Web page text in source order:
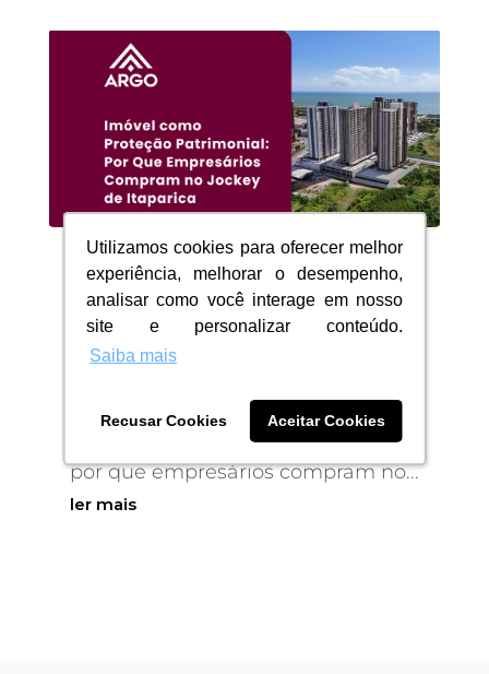
Utilizamos cookies para oferecer melhor
experiência, melhorar o desempenho,
analisar como você interage em nosso
site e personalizar conteúdo.
Saiba mais
Recusar Cookies Aceitar Cookies
Utilizamos cookies para oferecer melhor
experiência, melhorar o desempenho,
analisar como você interage em nosso
site e personalizar conteúdo.
Saiba mais
Recusar Cookies Aceitar Cookies
Imóvel como Proteção
Patrimonial: Por Que
Empresários Compram no
Jockey de Itaparica
Imóvel como proteção patrimonial:
por que empresários compram no...
ler mais